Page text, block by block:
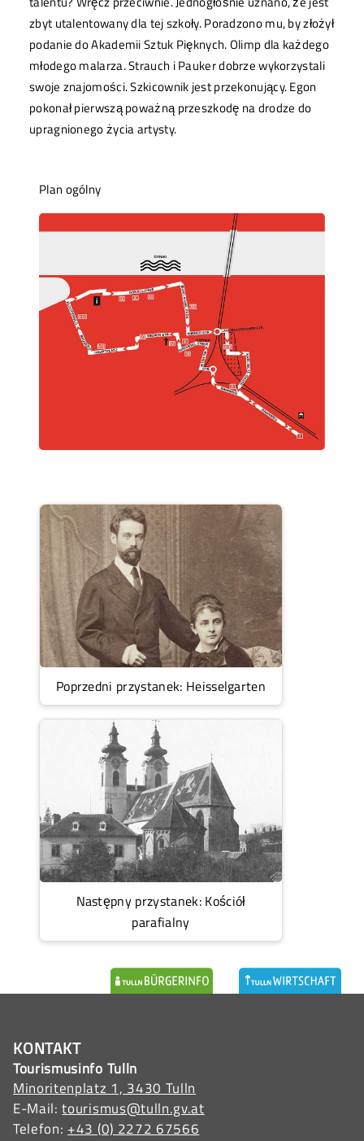
zbyt utalentowany dla tej szkoły. Poradzono mu, by złożył
podanie do Akademii Sztuk Pięknych. Olimp dla każdego
młodego malarza. Strauch i Pauker dobrze wykorzystali
swoje znajomości. Szkicownik jest przekonujący. Egon
pokonał pierwszą poważną przeszkodę na drodze do
upragnionego życia artysty.
Plan ogólny
Poprzedni przystanek: Heisselgarten
Następny przystanek: Kościół
parafialny
KONTAKT
Tourismusinfo Tulln
Minoritenplatz 1, 3430 Tulln
E-Mail:tourismus@tulln.gv.at
Telefon:+43 (0) 2272 67566